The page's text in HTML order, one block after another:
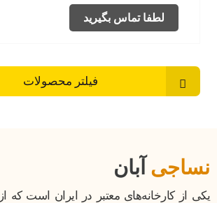
لطفا تماس بگیرید
فیلتر محصولات
نساجی آبان